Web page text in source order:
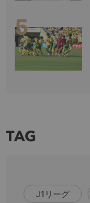
TAG
J1リーグ